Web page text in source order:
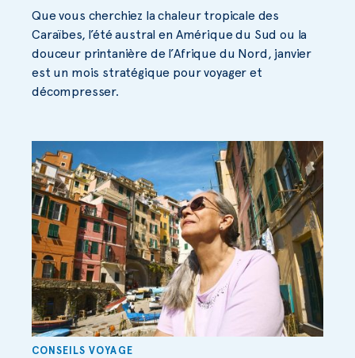
Que vous cherchiez la chaleur tropicale des
Caraïbes, l’été austral en Amérique du Sud ou la
douceur printanière de l’Afrique du Nord, janvier
est un mois stratégique pour voyager et
décompresser.
CONSEILS VOYAGE